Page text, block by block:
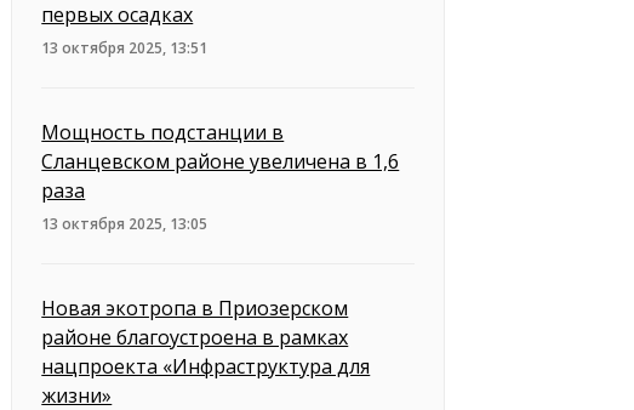
первых осадках
13 октября 2025, 13:51
Мощность подстанции в
Сланцевском районе увеличена в 1,6
раза
13 октября 2025, 13:05
Новая экотропа в Приозерском
районе благоустроена в рамках
нацпроекта «Инфраструктура для
жизни»